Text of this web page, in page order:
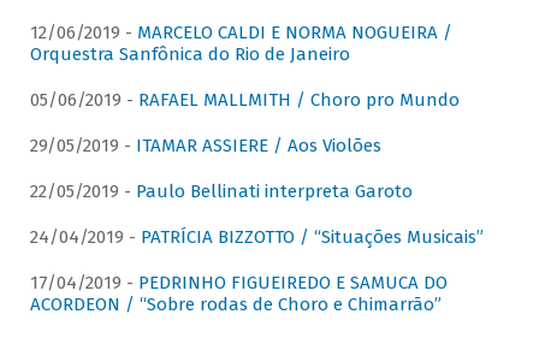
12/06/2019 - MARCELO CALDI E NORMA NOGUEIRA /
Orquestra Sanfônica do Rio de Janeiro
05/06/2019 - RAFAEL MALLMITH / Choro pro Mundo
29/05/2019 - ITAMAR ASSIERE / Aos Violões
22/05/2019 - Paulo Bellinati interpreta Garoto
24/04/2019 - PATRÍCIA BIZZOTTO / “Situações Musicais”
17/04/2019 - PEDRINHO FIGUEIREDO E SAMUCA DO
ACORDEON / “Sobre rodas de Choro e Chimarrão”